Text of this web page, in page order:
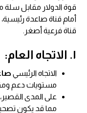
قوة الدولار مقابل سلة
أمام قناة صاعدة
قناة فرعية أصغر.
١. الاتجاه العام:
الاتجاه الرئيسي
مستويات دعم
على المدى
مما قد يكون